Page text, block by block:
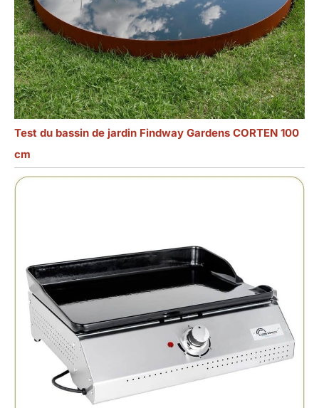
Test du bassin de jardin Findway Gardens CORTEN 100
cm